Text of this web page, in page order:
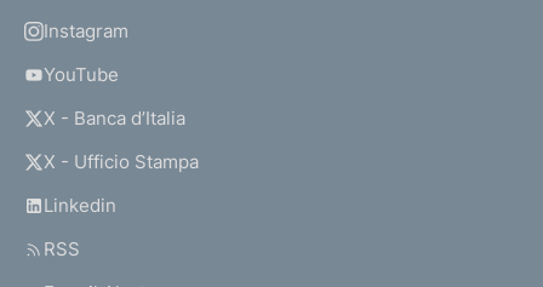
Instagram
YouTube
X - Banca d’Italia
X - Ufficio Stampa
Linkedin
RSS